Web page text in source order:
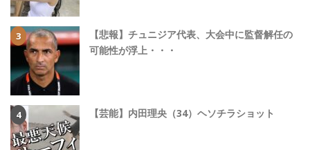
【悲報】チュニジア代表、大会中に監督解任の
可能性が浮上・・・
【芸能】内田理央（34）ヘソチラショット